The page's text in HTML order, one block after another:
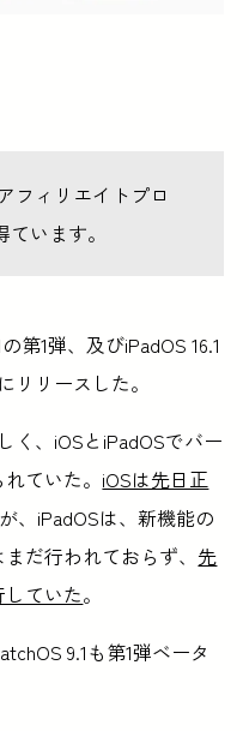
フィリエイトプロ
います。
第1弾、及びiPadOS 16.1
リリースした。
く、iOSとiPadOSでバー
ていた。 iOSは先日正
が、iPadOSは、新機能の
だ行われておらず、 先
していた。
9.1も第1弾ベータ